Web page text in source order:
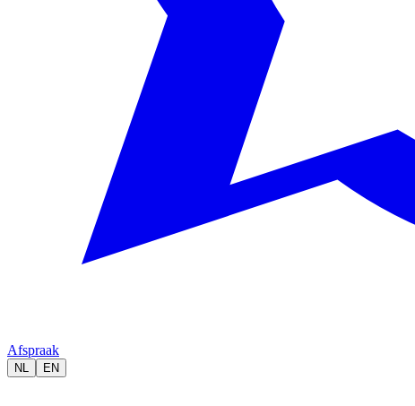
Afspraak
NL EN